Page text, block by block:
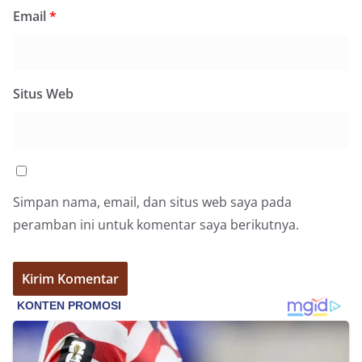
diwarnai dengan berbagai kegiatan dan
Kemerdekaan RI berlangsung.‎‎Wujud Kedekatan
Polri dengan Masyarakat‎Kegiatan sambang Door
to Door System ini merupakan salah satu bentuk
personel Kepolisian dengan masyarakat. Melalui
hanya berperan sebagai penyampai informasi
dan imbauan, tetapi juga sebagai mitra
masyarakat dalam menjaga keamanan lingkungan
secara bersama-sama.‎‎Kehadiran
Email*
Situs Web
Simpan nama, email, dan situs web saya pada
peramban ini untuk komentar saya berikutnya.